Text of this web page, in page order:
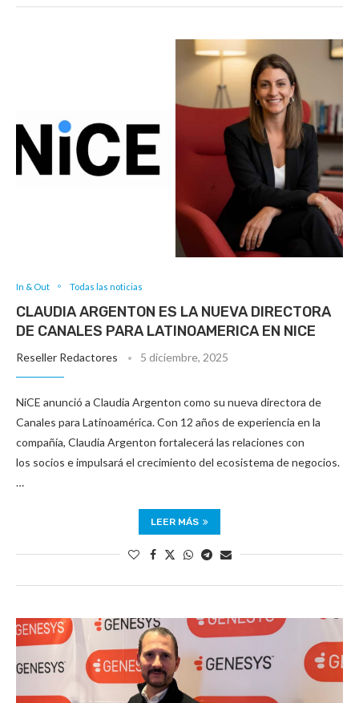
In & Out Todas las noticias
CLAUDIA ARGENTON ES LA NUEVA DIRECTORA
DE CANALES PARA LATINOAMERICA EN NICE
Reseller Redactores 5 diciembre, 2025
NiCE anunció a Claudia Argenton como su nueva directora de
Canales para Latinoamérica. Con 12 años de experiencia en la
compañía, Claudia Argenton fortalecerá las relaciones con
los socios e impulsará el crecimiento del ecosistema de negocios.
…
LEER MÁS